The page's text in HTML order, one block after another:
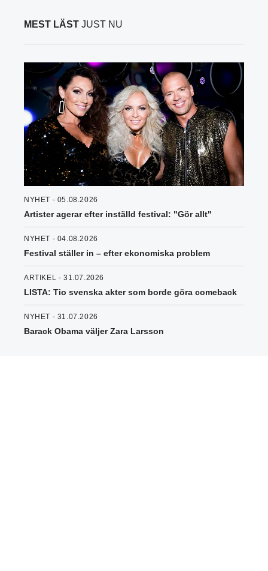
MEST LÄST JUST NU
NYHET - 05.08.2026
Artister agerar efter inställd festival: "Gör allt"
NYHET - 04.08.2026
Festival ställer in – efter ekonomiska problem
ARTIKEL - 31.07.2026
LISTA: Tio svenska akter som borde göra comeback
NYHET - 31.07.2026
Barack Obama väljer Zara Larsson